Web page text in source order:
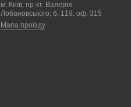
м. Київ, пр-кт. Валерія
Лобановського, б. 119. оф. 315
Мапа проїзду